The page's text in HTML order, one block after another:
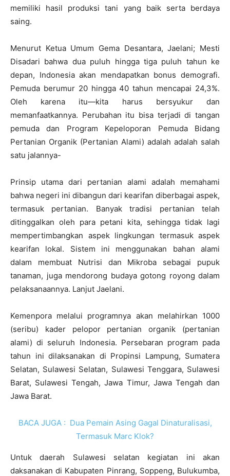
memiliki hasil produksi tani yang baik serta berdaya
saing.
Menurut Ketua Umum Gema Desantara, Jaelani; Mesti
Disadari bahwa dua puluh hingga tiga puluh tahun ke
depan, Indonesia akan mendapatkan bonus demografi.
Pemuda berumur 20 hingga 40 tahun mencapai 24,3%.
Oleh karena itu—kita harus bersyukur dan
memanfaatkannya. Perubahan itu bisa terjadi di tangan
pemuda dan Program Kepeloporan Pemuda Bidang
Pertanian Organik (Pertanian Alami) adalah adalah salah
satu jalannya-
Prinsip utama dari pertanian alami adalah memahami
bahwa negeri ini dibangun dari kearifan diberbagai aspek,
termasuk pertanian. Banyak tradisi pertanian telah
ditinggalkan oleh para petani kita, sehingga tidak lagi
mempertimbangkan aspek lingkungan termasuk aspek
kearifan lokal. Sistem ini menggunakan bahan alami
dalam membuat Nutrisi dan Mikroba sebagai pupuk
tanaman, juga mendorong budaya gotong royong dalam
pelaksanaannya. Lanjut Jaelani.
Kemenpora melalui programnya akan melahirkan 1000
(seribu) kader pelopor pertanian organik (pertanian
alami) di seluruh Indonesia. Persebaran program pada
tahun ini dilaksanakan di Propinsi Lampung, Sumatera
Selatan, Sulawesi Selatan, Sulawesi Tenggara, Sulawesi
Barat, Sulawesi Tengah, Jawa Timur, Jawa Tengah dan
Jawa Barat.
BACA JUGA : Dua Pemain Asing Gagal Dinaturalisasi,
Termasuk Marc Klok?
Untuk daerah Sulawesi selatan kegiatan ini akan
daksanakan di Kabupaten Pinrang, Soppeng, Bulukumba,